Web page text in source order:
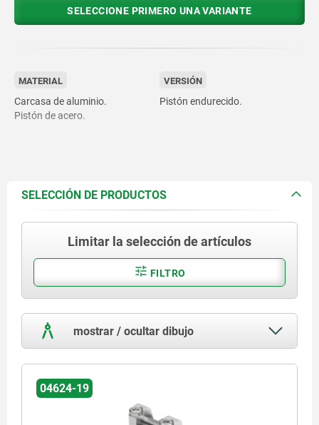
SELECCIONE PRIMERO UNA VARIANTE
MATERIAL
Carcasa de aluminio.
Pistón de acero.
VERSIÓN
Pistón endurecido.
SELECCIÓN DE PRODUCTOS
Limitar la selección de artículos
FILTRO
mostrar / ocultar dibujo
04624-19